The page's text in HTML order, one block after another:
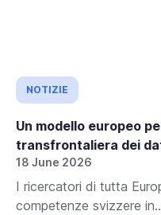
NOTIZIE
Un modello europeo
transfrontaliera dei
18 June 2026
I ricercatori di tutta
competenze svizzere